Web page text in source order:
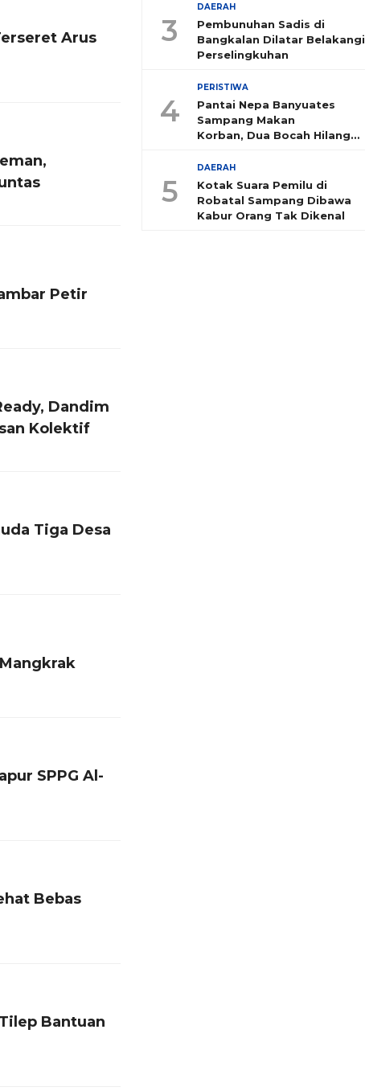
Arus
Petir
Dandim
Kolektif
Tiga Desa
SPPG Al-
Bebas
Bantuan
3
DAERAH
Pembunuhan Sadis di
Bangkalan Dilatar Belakangi
Perselingkuhan
4
PERISTIWA
Pantai Nepa Banyuates
Sampang Makan
Korban, Dua Bocah Hilang
5
DAERAH
Kotak Suara Pemilu di
Robatal Sampang Dibawa
Kabur Orang Tak Dikenal